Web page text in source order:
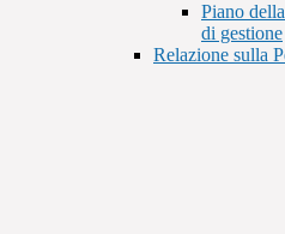
Piano
di gestione
Relazione sulla